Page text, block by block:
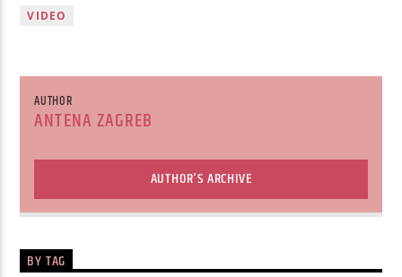
VIDEO
AUTHOR
ANTENA ZAGREB
AUTHOR'S ARCHIVE
BY TAG